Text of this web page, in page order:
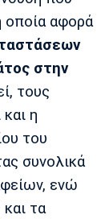
οποία αφορά
στην
τους
η
του
συνολικά
ενώ
τα